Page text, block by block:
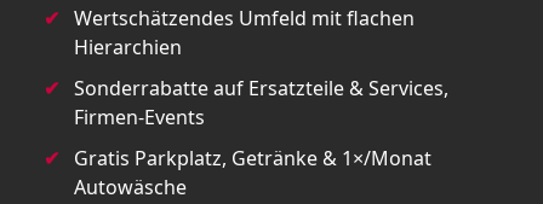
Wertschätzendes Umfeld mit flachen
Hierarchien
Sonderrabatte auf Ersatzteile & Services,
Firmen-Events
Gratis Parkplatz, Getränke & 1×/Monat
Autowäsche